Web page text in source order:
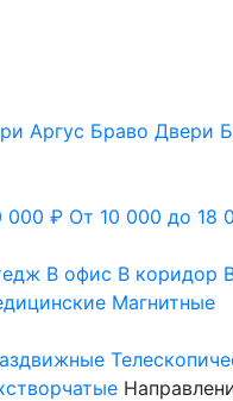
Аргус Браво Двери
000 ₽ От 10 000 до 18
В офис В коридор
Магнитные